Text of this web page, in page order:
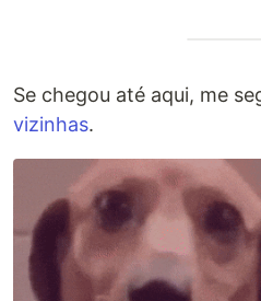
Se chegou até aqui, me
vizinhas.